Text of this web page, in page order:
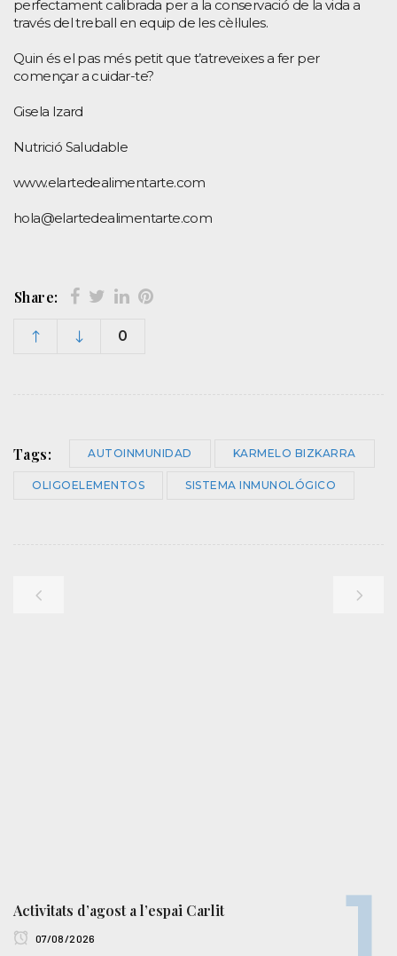
perfectament calibrada per a la conservació de la vida a
través del treball en equip de les cèl·lules.
Quin és el pas més petit que t’atreveixes a fer per
començar a cuidar-te?
Gisela Izard
Nutrició Saludable
www.elartedealimentarte.com
hola@elartedealimentarte.com
Share:
0
Tags: AUTOINMUNIDAD KARMELO BIZKARRA
OLIGOELEMENTOS SISTEMA INMUNOLÓGICO
Activitats d’agost a l’espai Carlit
07/08/2026